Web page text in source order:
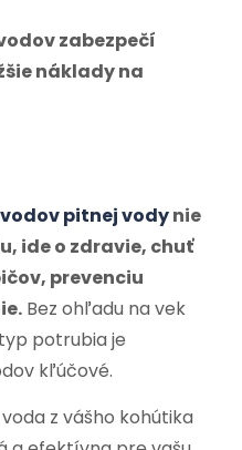
zabezpečí
náklady na
pitnej vodynie
ide o zdravie, chuť
prevenciu
Bez ohľadu na vek
potrubia je
kľúčové.
z vášho kohútika